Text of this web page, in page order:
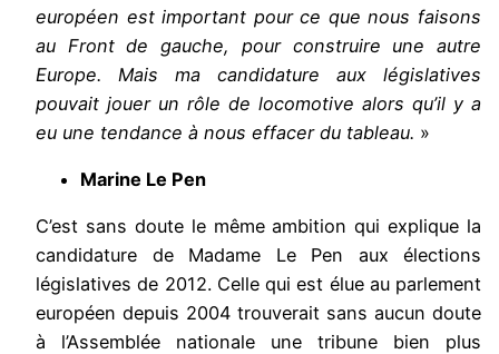
européen est important pour ce que nous faisons
au Front de gauche, pour construire une autre
Europe. Mais ma candidature aux législatives
pouvait jouer un rôle de locomotive alors qu’il y a
eu une tendance à nous effacer du tableau. »
Marine Le Pen
C’est sans doute le même ambition qui explique la
candidature de Madame Le Pen aux élections
législatives de 2012. Celle qui est élue au parlement
européen depuis 2004 trouverait sans aucun doute
à l’Assemblée nationale une tribune bien plus